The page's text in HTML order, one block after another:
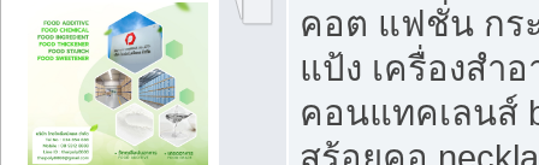
คอต แฟชั่น กระ
แป้ง เครื่องสำ
คอนแทคเลนส์